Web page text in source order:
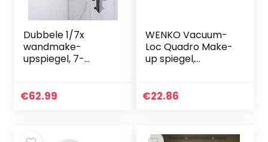
Dubbele 1/7x
wandmake-
upspiegel, 7-
rond, voor
€62.99
WENKO Vacuum-
Loc Quadro Make-
up spiegel,
€22.86